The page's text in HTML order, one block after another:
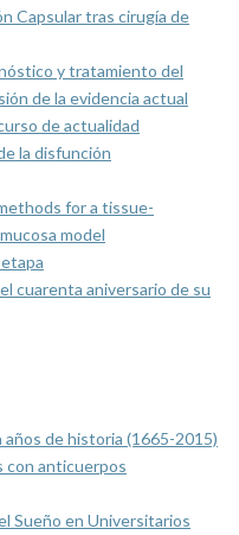
Capsular tras cirugía de
y tratamiento del
de la evidencia actual
de actualidad
la disfunción
for a tissue-
model
cuarenta aniversario de su
de historia (1665-2015)
con anticuerpos
Sueño en Universitarios